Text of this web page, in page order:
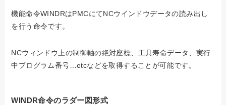
機能命令WINDRはPMCにてNCウインドウデータの読み出し
を行う命令です。
NCウィンドウ上の制御軸の絶対座標、工具寿命データ、実行
中プログラム番号…etcなどを取得することが可能です。
WINDR命令のラダー図形式